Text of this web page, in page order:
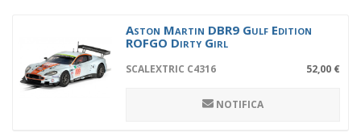
Aston Martin DBR9 Gulf Edition
ROFGO Dirty Girl
SCALEXTRIC C4316 52,00 €
NOTIFICA